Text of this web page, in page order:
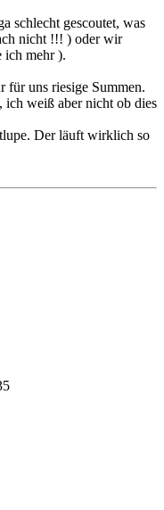
schlecht gescoutet, was
nicht !!! ) oder wir
ich mehr ).
für uns riesige Summen.
ich weiß aber nicht ob dies
Der läuft wirklich so